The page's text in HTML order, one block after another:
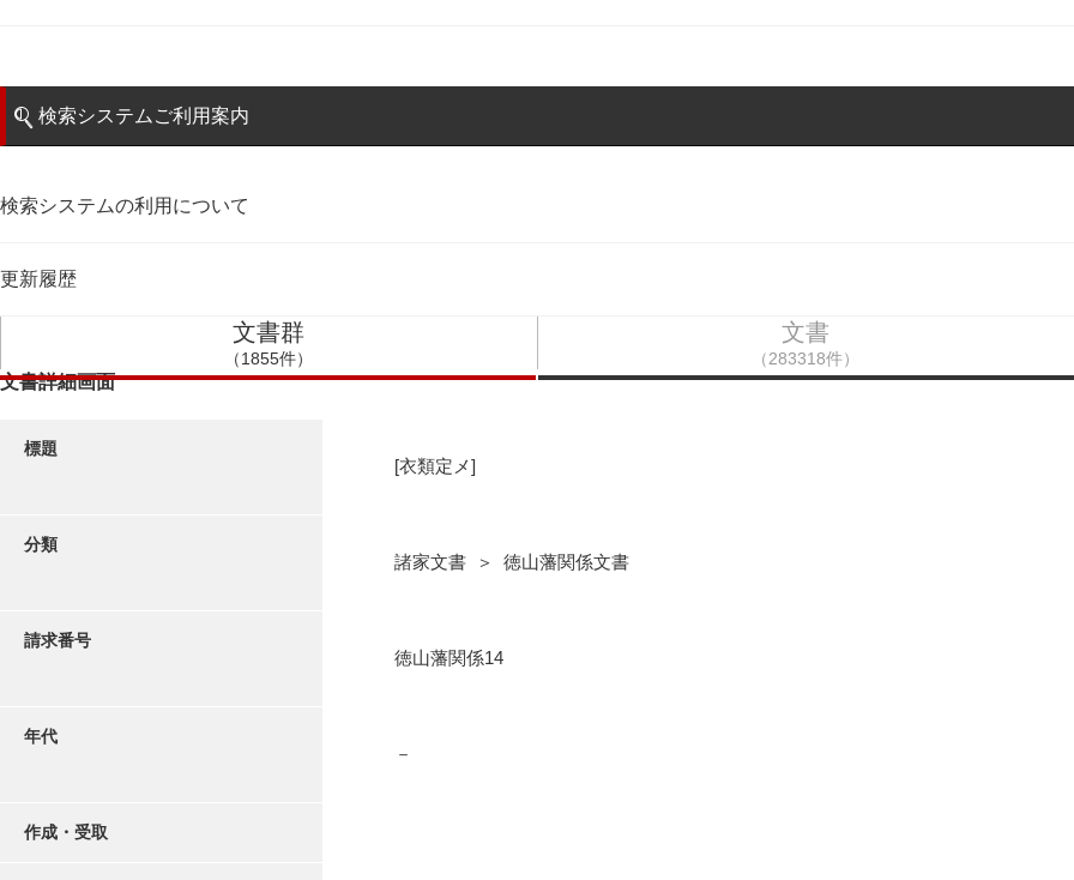
検索システムご利用案内
検索システムの利用について
更新履歴
文書群
（1855件）
文書
（283318件）
文書詳細画面
標題
[衣類定メ]
分類
諸家文書 ＞ 徳山藩関係文書
請求番号
徳山藩関係14
年代
－
作成・受取